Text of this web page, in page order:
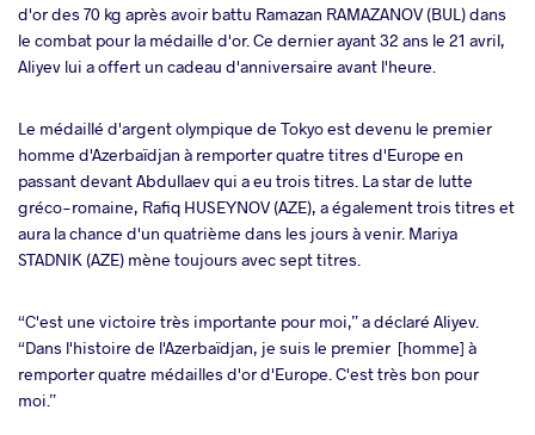
d'or des 70 kg après avoir battu Ramazan RAMAZANOV (BUL) dans
le combat pour la médaille d'or. Ce dernier ayant 32 ans le 21 avril,
Aliyev lui a offert un cadeau d'anniversaire avant l'heure.
Le médaillé d'argent olympique de Tokyo est devenu le premier
homme d'Azerbaïdjan à remporter quatre titres d'Europe en
passant devant Abdullaev qui a eu trois titres. La star de lutte
gréco-romaine, Rafiq HUSEYNOV (AZE), a également trois titres et
aura la chance d'un quatrième dans les jours à venir. Mariya
STADNIK (AZE) mène toujours avec sept titres.
“C'est une victoire très importante pour moi,” a déclaré Aliyev.
“Dans l'histoire de l'Azerbaïdjan, je suis le premier [homme] à
remporter quatre médailles d'or d'Europe. C'est très bon pour
moi.”